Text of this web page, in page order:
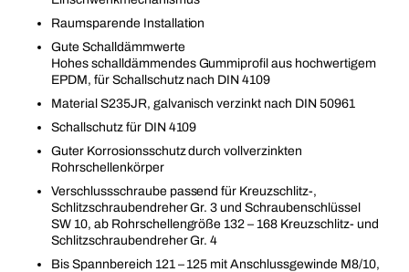
Raumsparende Installation
Gute Schalldämmwerte
Hohes schalldämmendes Gummiprofil aus hochwertigem
EPDM, für Schallschutz nach DIN 4109
Material S235JR, galvanisch verzinkt nach DIN 50961
Schallschutz für DIN 4109
Guter Korrosionsschutz durch vollverzinkten
Rohrschellenkörper
Verschlussschraube passend für Kreuzschlitz-,
Schlitzschraubendreher Gr. 3 und Schraubenschlüssel
SW 10, ab Rohrschellengröße 132 – 168 Kreuzschlitz- und
Schlitzschraubendreher Gr. 4
Bis Spannbereich 121 – 125 mit Anschlussgewinde M8/10,